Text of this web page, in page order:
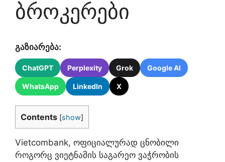
ბროკერები
გაზიარება:
ChatGPT Perplexity Grok Google AI
WhatsApp LinkedIn X
Contents [show]
Vietcombank, ოფიციალურად ცნობილი
როგორც ვიეტნამის საგარეო ვაჭრობის